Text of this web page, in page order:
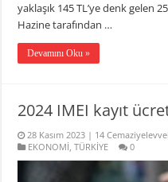
yaklaşık 145 TL’ye denk gelen
Hazine tarafından …
Devamını Oku »
2024 IMEI kayıt
28 Kasım 2023 | 14
EKONOMİ ,TÜRKİYE 0